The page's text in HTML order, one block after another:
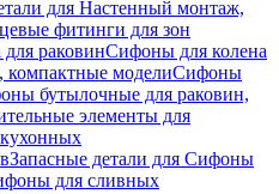
для Настенный монтаж,
фитинги для зон
раковинСифоны для колена
компактные моделиСифоны
бутылочные для раковин,
элементы для
Запасные детали для Сифоны
для сливных